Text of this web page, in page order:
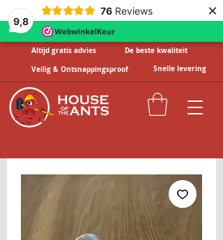
9,8
76 Reviews ×
Altijd gratis advies
De beste kwaliteit
Veilig & Ontsnappingsproof
Snelle levering